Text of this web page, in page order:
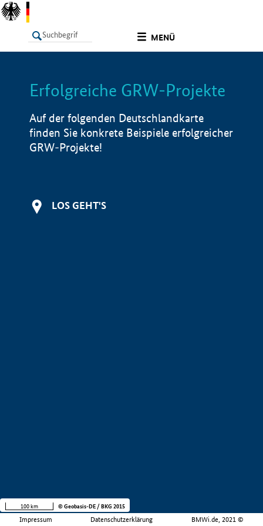
MENÜ
LISTE Info
Erfolgreiche GRW-Projekte
Auf der folgenden Deutschlandkarte
finden Sie konkrete Beispiele erfolgreicher
GRW-Projekte!
LOS GEHT'S
Impressum Datenschutzerklärung BMWi.de, 2021 ©
100 km © Geobasis-DE / BKG 2015